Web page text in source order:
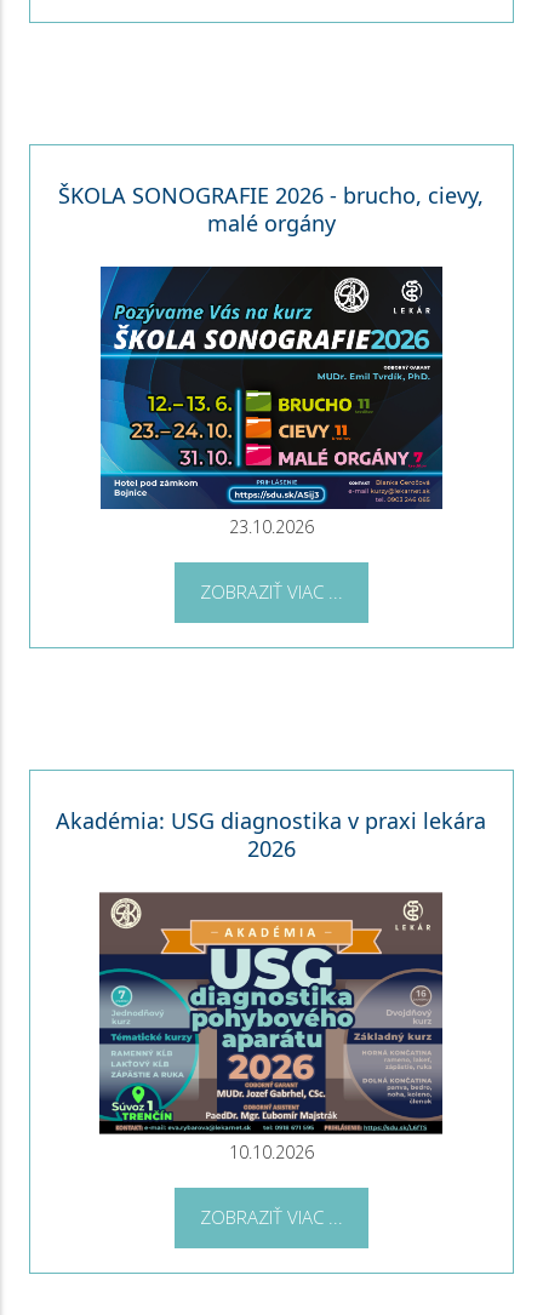
ŠKOLA SONOGRAFIE 2026 - brucho, cievy,
malé orgány
23.10.2026
ZOBRAZIŤ VIAC ...
Akadémia: USG diagnostika v praxi lekára
2026
10.10.2026
ZOBRAZIŤ VIAC ...